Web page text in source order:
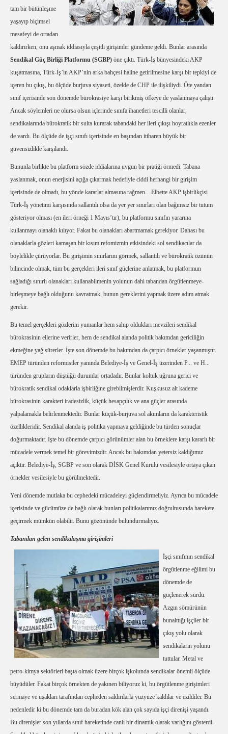
tam bir bütünleşme
yaşayıp biçimsel
mesafeyi de ortadan
kaldırırken, onu aşmak iddiasıyla çeşitli girişimler gündeme geldi. Bunlar arasında
Sendikal Güç Birliği Platformu (SGBP) öne çıktı. Türk-İş bünyesindeki AKP
kuşatmasına, Türk-İş’in AKP’nin arka bahçesi haline getirilmesine karşı bir tepkiyi de
içeren bu çıkış, bu ölçüde burjuva siyaseti, özelde de CHP ile ilişkiliydi. Öte yandan
sınıf içerisinde son dönemde bürokrasiye karşı birikmiş öfkeye de yaslanmaya çalıştı.
Ancak söylemleri ne olursa olsun içlerinde sınıfa ihanetleri tescilli olanlar,
sendikalarında bürokratik bir sulta kurarak tabandaki her ileri çıkışı hoyratlıkla ezenler
de vardı. Bu ölçüde de işçi sınıfı içerisinde en başından itibaren büyük bir
güvensizlikle karşılandı.
Bununla birlikte bu platform sözde iddialarına uygun bir pratiği örmedi. Tabana
yaslanmak, onun enerjisini açığa çıkarmak hedefiyle ciddi herhangi bir girişim
içerisinde de olmadı, bu yönde kararlar almasına rağmen... Elbette AKP işbirlikçisi
Türk-İş yönetimi karşısında sallantılı olsa da yer yer sınırları olan bağımsız bir tutum
gösteriyor olması (en ileri örneği 1 Mayıs’tır), bu platformu sınıfın yararına
kullanmayı olanaklı kılıyor. Fakat bu olanakları abartmamak gerekiyor. Dahası bu
olanaklarla gözleri kamaşan bir kısım refomizmin etkisindeki sol sendikacılar da
böylelikle çürüyorlar. Bu girişimin sınırlarını görmek, sallantılı ve bürokratik özünün
bilincinde olmak, tüm bu gerçekleri ileri sınıf güçlerine anlatmak, bu platformun
sağladığı sınırlı olanakları kullanabilmenin yolunun dahi tabandan örgütlenmeye-
birleşmeye bağlı olduğunu kavratmak, bunun gereklerini yapmak üzere adım atmak
gerekir.
Bu temel gerçekleri gözlerini yumanlar hem sahip oldukları mevzileri sendikal
bürokrasinin ellerine verirler, hem de sendikal alanda politik bakımdan gericiliğin
ekmeğine yağ sürerler. İşte son dönemde bu bakımdan da çarpıcı örnekler yaşanmıştır.
EMEP türünden reformistler yanında Belediye-İş ve Genel-İş üzerinden P... ve H...
türünden grupların düştüğü durumlar ortadadır. Bunlar koltuk uğruna gerici ve
bürokratik sendikal odaklarla işbirliğine girebilmişlerdir. Kuşkusuz alt kademe
bürokrasinin karakteri iradesizlik, küçük hesapçılık ve ana güçler arasında
yalpalamakla belirlenmektedir. Bunlar küçük-burjuva sol akımların da karakteristik
özellikleridir. Sendikal alanda iş politika yapmaya geldiğinde bu türden sonuçlar
doğurmaktadır. İşte bu dönemde çarpıcı görünümler alan bu örneklere karşı kararlı bir
mücadele vermek temel bir görevimizdir. Ancak bu bakımdan yetersiz kaldığımız
açıktır. Belediye-İş, SGBP ve son olarak DİSK Genel Kurulu vesilesiyle ortaya çıkan
örnekler vesilesiyle bu görülmektedir.
Yeni dönemde mutlaka bu cephedeki mücadeleyi güçlendirmeliyiz. Ayrıca bu mücadele
içerisinde ve gücümüze de bağlı olarak bunları politikalarımız doğrultusunda harekete
geçirmek mümkün olabilir. Bunu gözönünde bulundurmalıyız.
Tabandan gelen sendikalaşma girişimleri
İşçi sınıfının sendikal
örgütlenme eğilimi bu
dönemde de
güçlenerek sürdü.
Azgın sömürünün
bunalttığı işçiler bir
çıkış yolu olarak
sendikaların yolunu
tuttular. Metal ve
petro-kimya sektörleri başta olmak üzere birçok işkolunda sendikalar önemli ölçüde
büyüdüler. Fakat birçok örnekten de yakınen biliyoruz ki, bu örgütlenme girişimleri
sermaye ve uşakları tarafından cepheden saldırılarla yüzyüze kaldılar ve ezildiler. Bu
nedenledir ki bu dönemde tam da buradan kök alan çok sayıda işçi direnişi yaşandı.
Bu direnişler son yıllarda sınıf hareketinde canlı bir dinamik olarak varlığını gösterdi.